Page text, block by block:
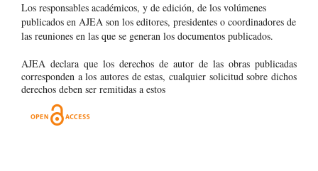
Los responsables académicos, y de edición, de los volúmenes
publicados en AJEA son los editores, presidentes o coordinadores de
las reuniones en las que se generan los documentos publicados.
AJEA declara que los derechos de autor de las obras publicadas
corresponden a los autores de estas, cualquier solicitud sobre dichos
derechos deben ser remitidas a estos